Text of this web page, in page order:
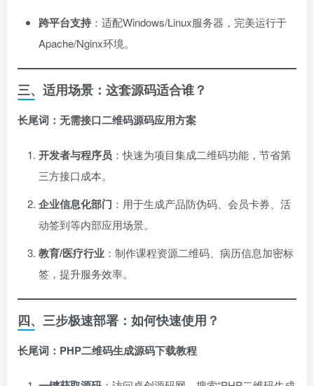
跨平台支持：适配Windows/Linux服务器，完美运行于
Apache/Nginx环境。
三、适用场景：这套源码适合谁？
长尾词：无需接口二维码源码应用方案
开发者与程序员 ：快速为项目集成二维码功能，节省第
三方接口成本。
企业信息化部门 ：用于生成产品防伪码、会员卡券、活
动签到等内部应用场景。
教育/医疗行业 ：制作课程资源二维码、病历信息加密标
签，提升服务效率。
四、三步极速部署：如何快速使用？
长尾词：PHP二维码生成源码下载教程